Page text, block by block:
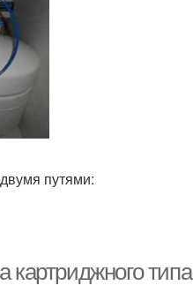
путями:
картриджного типа